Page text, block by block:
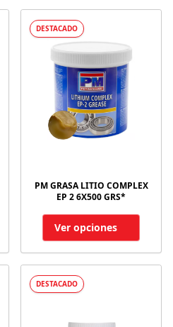
DESTACADO
PM GRASA LITIO COMPLEX
EP 2 6X500 GRS*
Ver opciones
DESTACADO